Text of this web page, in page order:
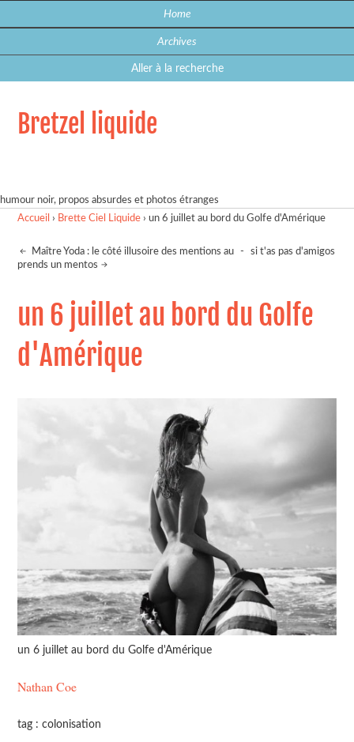
Home
Archives
Aller à la recherche
Bretzel liquide
humour noir, propos absurdes et photos étranges
Accueil › Brette Ciel Liquide ›un 6 juillet au bord du Golfe d'Amérique
Maître Yoda : le côté illusoire des mentions au -
si t'as pas d'amigos
prends un mentos
un 6 juillet au bord du Golfe
d'Amérique
un 6 juillet au bord du Golfe d'Amérique
Nathan Coe
tag : colonisation